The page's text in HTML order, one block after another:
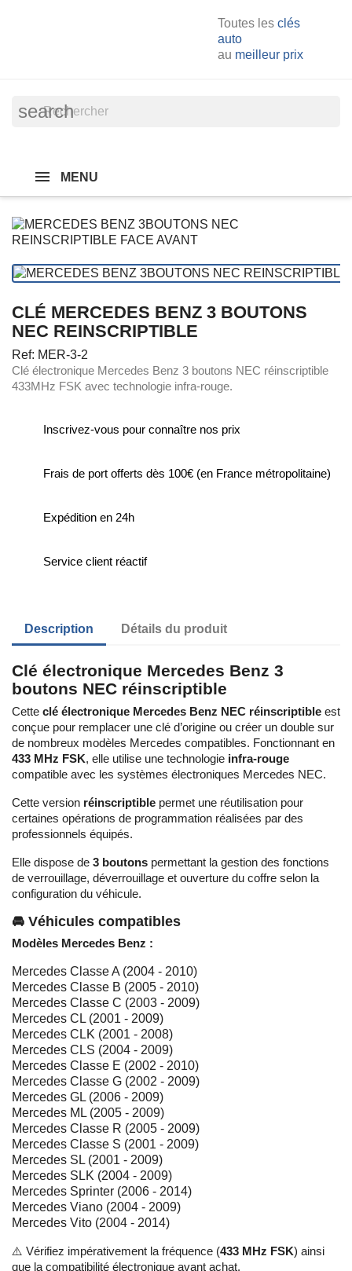
Toutes les clés
auto
au meilleur prix
search
MENU
CLÉ MERCEDES BENZ 3 BOUTONS
NEC REINSCRIPTIBLE
Ref: MER-3-2
Clé électronique Mercedes Benz 3 boutons NEC réinscriptible
433MHz FSK avec technologie infra-rouge.
Inscrivez-vous pour connaître nos prix
Frais de port offerts dès 100€ (en France métropolitaine)
Expédition en 24h
Service client réactif
Description Détails du produit
Clé électronique Mercedes Benz 3
boutons NEC réinscriptible
Cette clé électronique Mercedes Benz NEC réinscriptible est
conçue pour remplacer une clé d’origine ou créer un double sur
de nombreux modèles Mercedes compatibles. Fonctionnant en
433 MHz FSK, elle utilise une technologie infra-rouge
compatible avec les systèmes électroniques Mercedes NEC.
Cette version réinscriptible permet une réutilisation pour
certaines opérations de programmation réalisées par des
professionnels équipés.
Elle dispose de 3 boutons permettant la gestion des fonctions
de verrouillage, déverrouillage et ouverture du coffre selon la
configuration du véhicule.
🚘 Véhicules compatibles
Modèles Mercedes Benz :
Mercedes Classe A (2004 - 2010)
Mercedes Classe B (2005 - 2010)
Mercedes Classe C (2003 - 2009)
Mercedes CL (2001 - 2009)
Mercedes CLK (2001 - 2008)
Mercedes CLS (2004 - 2009)
Mercedes Classe E (2002 - 2010)
Mercedes Classe G (2002 - 2009)
Mercedes GL (2006 - 2009)
Mercedes ML (2005 - 2009)
Mercedes Classe R (2005 - 2009)
Mercedes Classe S (2001 - 2009)
Mercedes SL (2001 - 2009)
Mercedes SLK (2004 - 2009)
Mercedes Sprinter (2006 - 2014)
Mercedes Viano (2004 - 2009)
Mercedes Vito (2004 - 2014)
⚠️ Vérifiez impérativement la fréquence (433 MHz FSK) ainsi
que la compatibilité électronique avant achat.